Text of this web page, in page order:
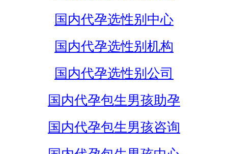
国内代孕选性别中心
国内代孕选性别机构
国内代孕选性别公司
国内代孕包生男孩助孕
国内代孕包生男孩咨询